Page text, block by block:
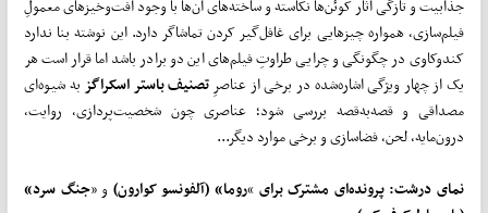
جذابیت و تازگی آثار کوئن‌ها نکاسته و ساخته‌های آن‌ها با وجود افت‌وخیزهای معمولِ
فیلم‌سازی، همواره چیزهایی برای غافل‌گیر کردن تماشاگر دارد. این نوشته بنا ندارد
کندوکاوی در چگونگی و چرایی طراوتِ فیلم‌های این دو برادر باشد اما قرار است هر
یک از چهار ویژگی اشاره‌شده در برخی از عناصرِ تصنیف باستر اسکراگزبه شیوه‌ای
مصداقی و قصه‌به‌قصه بررسی شود؛ عناصری چون شخصیت‌پردازی، روایت،
درون‌مایه، لحن، فضاسازی و برخی موارد دیگر...
نمای درشت: پرونده‌ای مشترک برای»روما» (آلفونسو کوارون)و «جنگ سرد»